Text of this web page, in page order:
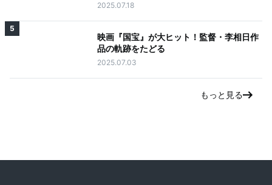
2025.07.18
5
映画『国宝』が大ヒット！監督・李相日作
品の軌跡をたどる
2025.07.03
もっと見る